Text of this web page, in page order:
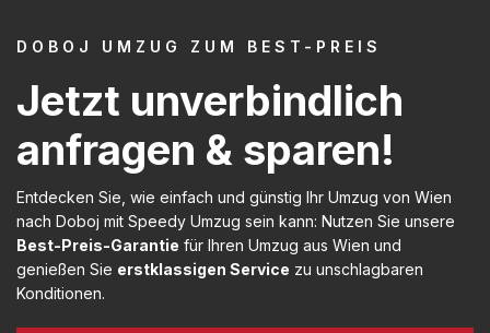
DOBOJ UMZUG ZUM BEST-PREIS
Jetzt unverbindlich
anfragen & sparen!
Entdecken Sie, wie einfach und günstig Ihr Umzug von Wien
nach Doboj mit Speedy Umzug sein kann: Nutzen Sie unsere
Best-Preis-Garantie für Ihren Umzug aus Wien und
genießen Sie erstklassigen Service zu unschlagbaren
Konditionen.